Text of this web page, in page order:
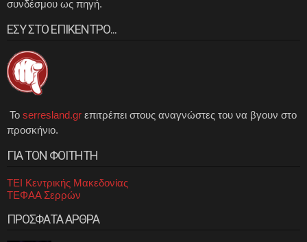
συνδέσμου ως πηγή.
ΕΣΥ ΣΤΟ ΕΠΙΚΕΝΤΡΟ...
Το serresland.gr επιτρέπει στους αναγνώστες του να βγουν στο
προσκήνιο.
ΓΙΑ ΤΟΝ ΦΟΙΤΗΤΗ
ΤΕΙ Κεντρικής Μακεδονίας
ΤΕΦΑΑ Σερρών
ΠΡΟΣΦΑΤΑ ΑΡΘΡΑ